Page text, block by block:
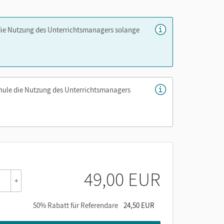
Arbeitsblättern und Lösungen
Nutzung des Unterrichtsmanagers solange
die Nutzung des Unterrichtsmanagers
+ 49,00 EUR
50% Rabatt für Referendare 24,50 EUR